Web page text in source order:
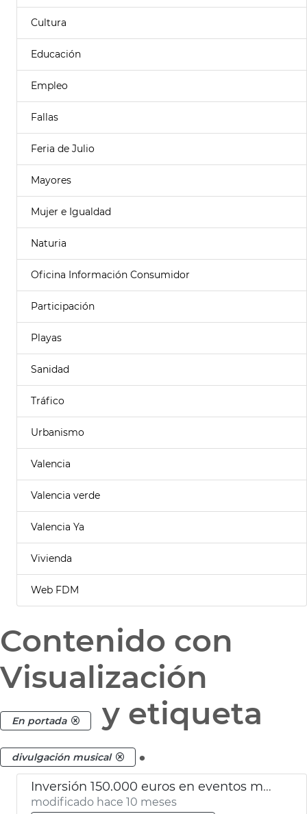
Cultura
Educación
Empleo
Fallas
Feria de Julio
Mayores
Mujer e Igualdad
Naturia
Oficina Información Consumidor
Participación
Playas
Sanidad
Tráfico
Urbanismo
Valencia
Valencia verde
Valencia Ya
Vivienda
Web FDM
Contenido con
Visualización
En portada y etiqueta
divulgación musical .
Inversión 150.000 euros en eventos musicales de València Music City
modificado hace 10 meses